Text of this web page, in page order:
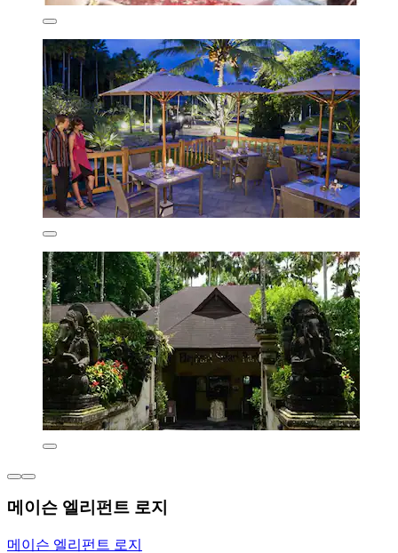
메이슨 엘리펀트 로지
메이슨 엘리펀트 로지